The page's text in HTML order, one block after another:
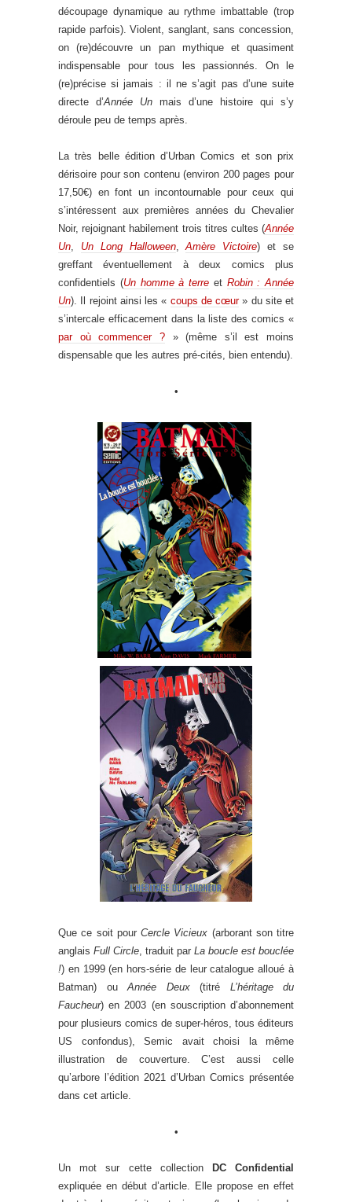
découpage dynamique au rythme imbattable (trop
rapide parfois). Violent, sanglant, sans concession,
on (re)découvre un pan mythique et quasiment
indispensable pour tous les passionnés. On le
(re)précise si jamais : il ne s’agit pas d’une suite
directe d’Année Un mais d’une histoire qui s’y
déroule peu de temps après.
La très belle édition d’Urban Comics et son prix
dérisoire pour son contenu (environ 200 pages pour
17,50€) en font un incontournable pour ceux qui
s’intéressent aux premières années du Chevalier
Noir, rejoignant habilement trois titres cultes (Année
Un
Un Long Halloween,Amère Victoire) et se
greffant éventuellement à deux comics plus
confidentiels (Un homme à terre et Robin : Année
Un). Il rejoint ainsi les « coups de cœur» du site et
s’intercale efficacement dans la liste des comics «
par où commencer ?» (même s’il est moins
dispensable que les autres pré-cités, bien entendu).
•
Que ce soit pour Cercle Vicieux (arborant son titre
anglais Full Circle , traduit par La boucle est bouclée
!) en 1999 (en hors-série de leur catalogue alloué à
Batman) ou Année Deux(titré L’héritage du
Faucheur) en 2003 (en souscription d’abonnement
pour plusieurs comics de super-héros, tous éditeurs
US confondus), Semic avait choisi la même
illustration de couverture. C’est aussi celle
qu’arbore l’édition 2021 d’Urban Comics présentée
dans cet article.
•
Un mot sur cette collection DC Confidential
expliquée en début d’article. Elle propose en effet